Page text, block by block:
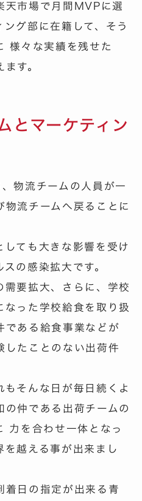
天市場で月間MVPに選
グ部に在籍して、そう
様々な実績を残せた
す。
とマーケティン
物流チームの人員が一
物流チームへ戻ることに
ても大きな影響を受け
の感染拡大です。
需要拡大、さらに、学校
なった学校給食を取り扱
である給食事業などが
したことのない出荷件
そんな日が毎日続くよ
の仲である出荷チームの
力を合わせ一体となっ
を越える事が出来まし
着日の指定が出来る青